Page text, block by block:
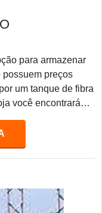
para armazenar
possuem preços
um tanque de fibra
você encontrará
com materiais de
durabilidade. Além
para que você possa
fibra com preço